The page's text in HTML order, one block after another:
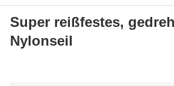
Super reißfestes, gedrehtes Nylonseil
Super reißfestes,
Nylonseil